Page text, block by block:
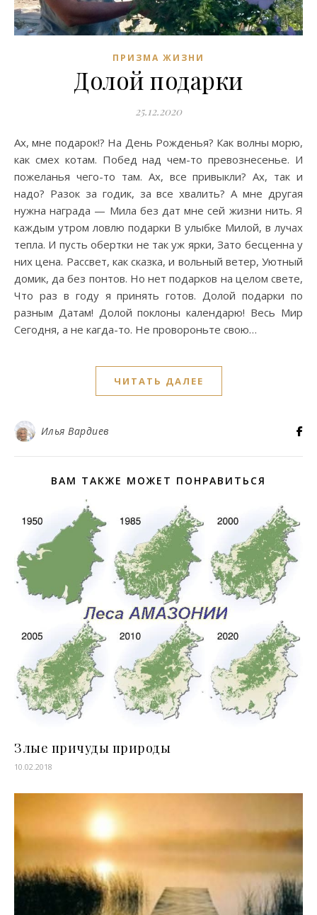
ПРИЗМА ЖИЗНИ
Долой подарки
25.12.2020
Ах, мне подарок!? На День Рожденья? Как волны морю,
как смех котам. Побед над чем-то превознесенье. И
пожеланья чего-то там. Ах, все привыкли? Ах, так и
надо? Разок за годик, за все хвалить? А мне другая
нужна награда — Мила без дат мне сей жизни нить. Я
каждым утром ловлю подарки В улыбке Милой, в лучах
тепла. И пусть обертки не так уж ярки, Зато бесценна у
них цена. Рассвет, как сказка, и вольный ветер, Уютный
домик, да без понтов. Но нет подарков на целом свете,
Что раз в году я принять готов. Долой подарки по
разным Датам! Долой поклоны календарю! Весь Мир
Сегодня, а не кагда-то. Не провороньте свою…
ЧИТАТЬ ДАЛЕЕ
Илья Вардиев
ВАМ ТАКЖЕ МОЖЕТ ПОНРАВИТЬСЯ
Злые причуды природы
10.02.2018